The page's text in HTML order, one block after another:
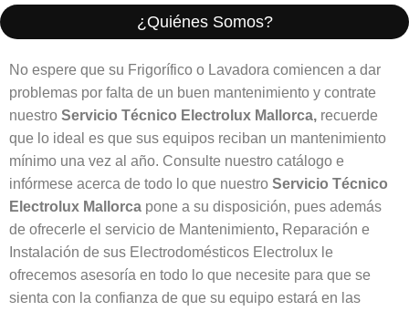
¿Quiénes Somos?
No espere que su Frigorífico o Lavadora comiencen a dar
problemas por falta de un buen mantenimiento y contrate
nuestro Servicio Técnico Electrolux Mallorca, recuerde
que lo ideal es que sus equipos reciban un mantenimiento
mínimo una vez al año. Consulte nuestro catálogo e
infórmese acerca de todo lo que nuestro Servicio Técnico
Electrolux Mallorca pone a su disposición, pues además
de ofrecerle el servicio de Mantenimiento, Reparación e
Instalación de sus Electrodomésticos Electrolux le
ofrecemos asesoría en todo lo que necesite para que se
sienta con la confianza de que su equipo estará en las